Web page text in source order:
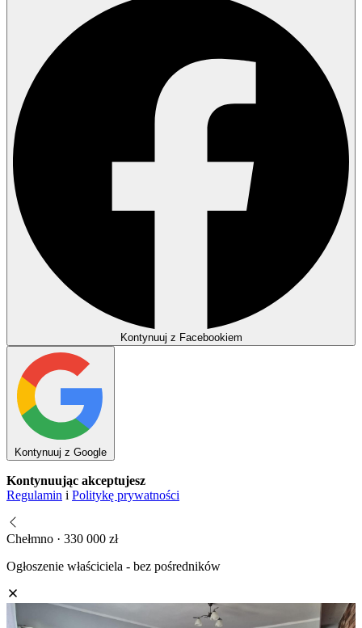
Kontynuuj z Facebookiem
Kontynuuj z Google
Kontynuując akceptujesz
Regulamin i Politykę prywatności
Chełmno · 330 000 zł
Ogłoszenie właściciela - bez pośredników